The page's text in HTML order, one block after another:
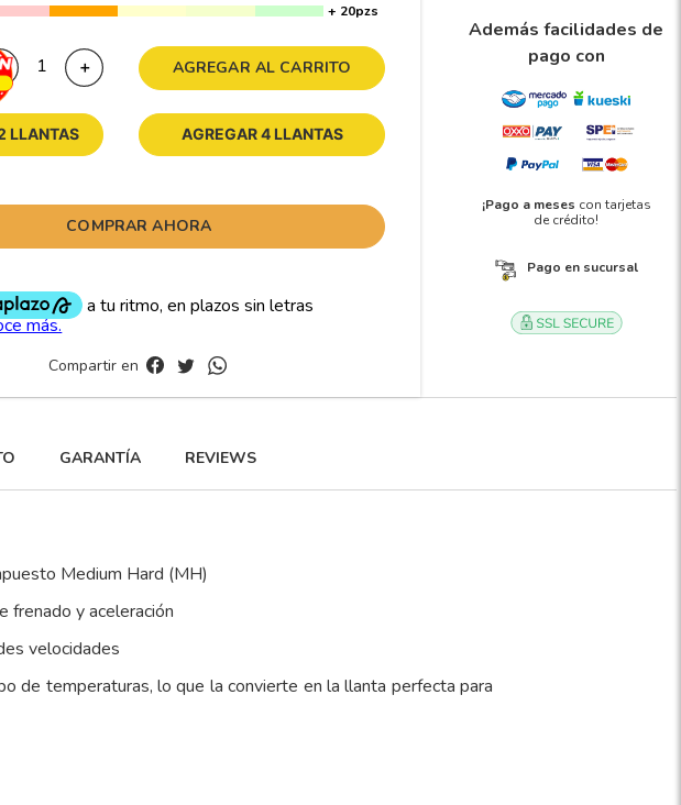
+ 20pzs
＋ AGREGAR AL CARRITO
LLANTAS AGREGAR 4 LLANTAS
COMPRAR AHORA
Compartir en
Además facilidades de
pago con
¡Pago a meses con tarjetas
de crédito!
Pago en sucursal
GARANTÍA REVIEWS
Medium Hard (MH)
frenado y aceleración
velocidades
de temperaturas, lo que la convierte en la llanta perfecta para